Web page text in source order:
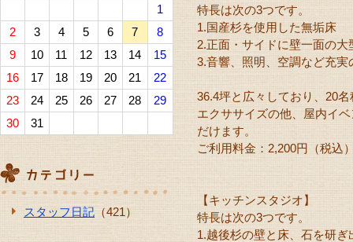
1
2
3 4 5 6 7
8
9
10 11 12 13 14
15
16
17 18 19 20 21
22
23
24 25 26 27 28
29
30
31
スタッフ日記 （421）
特長は次の3つです。
1.国産杉を使用した無垢床
2.正面・サイドに壁一面の大
3.音響、照明、空調など充実
36.4坪と広々しており、20
エクササイズの他、屋内イ
だけます。
ご利用料金：2,200円（税込
【キッチンスタジオ】
特長は次の3つです。
1.越後杉の壁と床、石を研